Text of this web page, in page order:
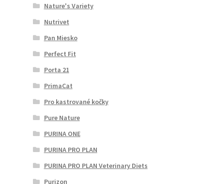
Nature's Variety
Nutrivet
Pan Miesko
Perfect Fit
Porta 21
PrimaCat
Pro kastrované kočky
Pure Nature
PURINA ONE
PURINA PRO PLAN
PURINA PRO PLAN Veterinary Diets
Purizon